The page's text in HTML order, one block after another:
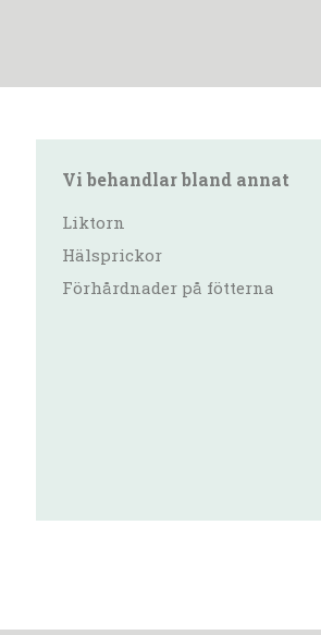
Vi behandlar bland annat
Liktorn
Hälsprickor
Förhårdnader på fötterna